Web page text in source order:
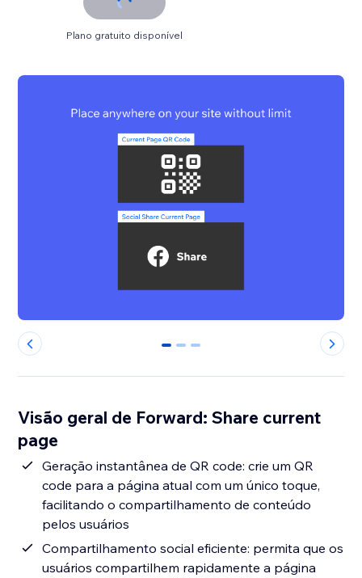
Plano gratuito disponível
0 1 2
Visão geral de Forward: Share current
page
Geração instantânea de QR code: crie um QR
code para a página atual com um único toque,
facilitando o compartilhamento de conteúdo
pelos usuários
Compartilhamento social eficiente: permita que os
usuários compartilhem rapidamente a página